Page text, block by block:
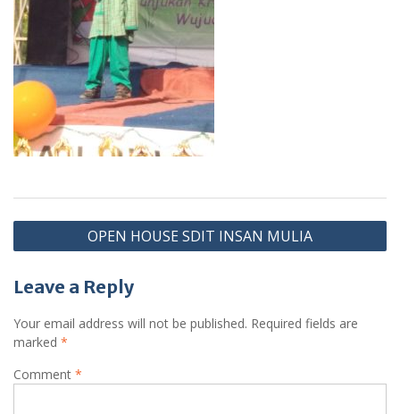
Post
navigation
OPEN HOUSE SDIT INSAN MULIA
Leave a Reply
Your email address will not be published. Required fields are
marked *
Comment *